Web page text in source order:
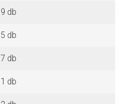
9 db
5 db
7 db
1 db